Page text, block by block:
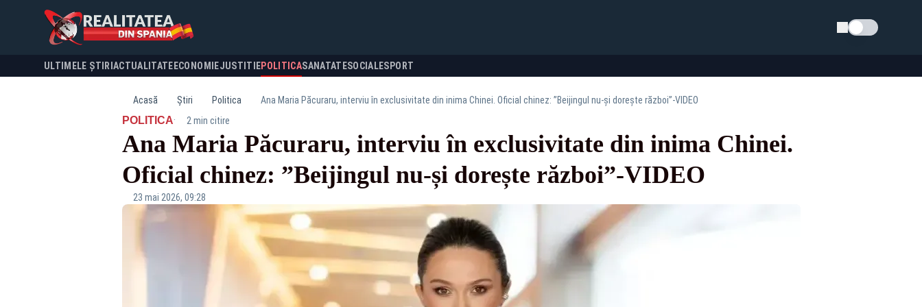
Schimba tema
ULTIMELE ȘTIRI ACTUALITATE ECONOMIEJUSTITIEPOLITICASANATATESOCIALESPORT
Acasă Știri Politica Ana Maria Păcuraru, interviu în exclusivitate din inima Chinei. Oficial chinez: ”Beijingul nu-și dorește război”-VIDEO
POLITICA· 2 min citire
Ana Maria Păcuraru, interviu în exclusivitate din inima Chinei.
Oficial chinez: ”Beijingul nu-și dorește război”-VIDEO
23 mai 2026, 09:28